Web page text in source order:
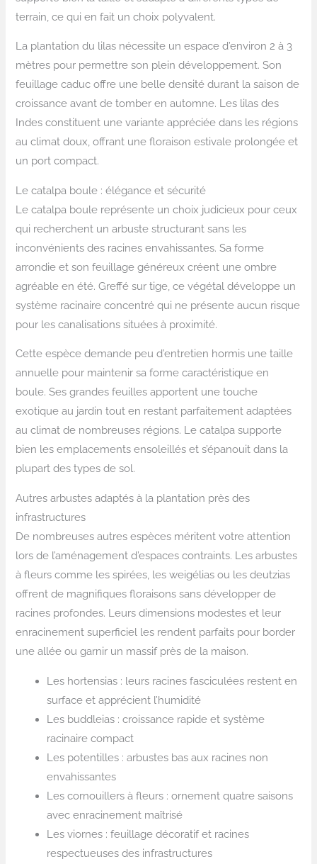
terrain, ce qui en fait un choix polyvalent.
La plantation du lilas nécessite un espace d’environ 2 à 3
mètres pour permettre son plein développement. Son
feuillage caduc offre une belle densité durant la saison de
croissance avant de tomber en automne. Les lilas des
Indes constituent une variante appréciée dans les régions
au climat doux, offrant une floraison estivale prolongée et
un port compact.
Le catalpa boule : élégance et sécurité
Le catalpa boule représente un choix judicieux pour ceux
qui recherchent un arbuste structurant sans les
inconvénients des racines envahissantes. Sa forme
arrondie et son feuillage généreux créent une ombre
agréable en été. Greffé sur tige, ce végétal développe un
système racinaire concentré qui ne présente aucun risque
pour les canalisations situées à proximité.
Cette espèce demande peu d’entretien hormis une taille
annuelle pour maintenir sa forme caractéristique en
boule. Ses grandes feuilles apportent une touche
exotique au jardin tout en restant parfaitement adaptées
au climat de nombreuses régions. Le catalpa supporte
bien les emplacements ensoleillés et s’épanouit dans la
plupart des types de sol.
Autres arbustes adaptés à la plantation près des
infrastructures
De nombreuses autres espèces méritent votre attention
lors de l’aménagement d’espaces contraints. Les arbustes
à fleurs comme les spirées, les weigélias ou les deutzias
offrent de magnifiques floraisons sans développer de
racines profondes. Leurs dimensions modestes et leur
enracinement superficiel les rendent parfaits pour border
une allée ou garnir un massif près de la maison.
Les hortensias : leurs racines fasciculées restent en
surface et apprécient l’humidité
Les buddleias : croissance rapide et système
racinaire compact
Les potentilles : arbustes bas aux racines non
envahissantes
Les cornouillers à fleurs : ornement quatre saisons
avec enracinement maîtrisé
Les viornes : feuillage décoratif et racines
respectueuses des infrastructures